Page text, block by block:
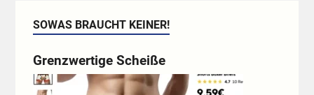
SOWAS BRAUCHT KEINER!
Grenzwertige Scheiße